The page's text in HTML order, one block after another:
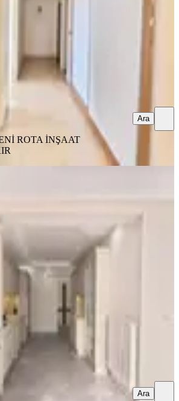
ROTA İNŞAAT
Ara
Yamaçtepe Mahallesi
205 m² 03.08.2026
EMLAK ADEM ÇAKIR
Ara